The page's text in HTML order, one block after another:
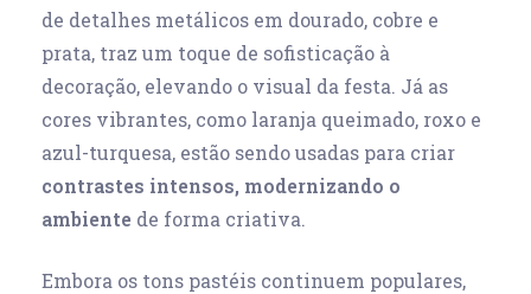
de detalhes metálicos em dourado, cobre e
prata, traz um toque de sofisticação à
decoração, elevando o visual da festa. Já as
cores vibrantes, como laranja queimado, roxo e
azul-turquesa, estão sendo usadas para criar
contrastes intensos, modernizando o
ambiente de forma criativa.
Embora os tons pastéis continuem populares,